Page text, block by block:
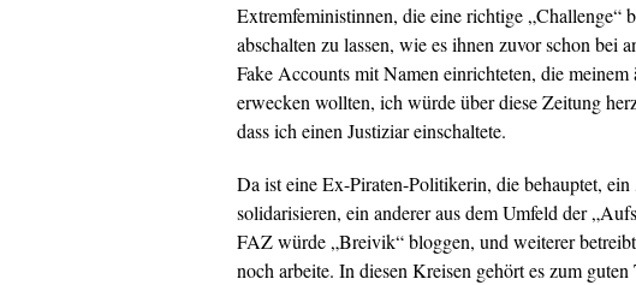
Extremfeministinnen, die eine richtige „Challenge“
abschalten zu lassen, wie es ihnen zuvor schon bei
Fake Accounts mit Namen einrichteten, die
erwecken wollten, ich würde über diese Zeitung
dass ich einen Justiziar einschaltete.
Da ist eine Ex-Piraten-Politikerin, die behauptet,
solidarisieren, ein anderer aus dem Umfeld der
FAZ würde „Breivik“ bloggen, und weiterer
noch arbeite. In diesen Kreisen gehört es zum